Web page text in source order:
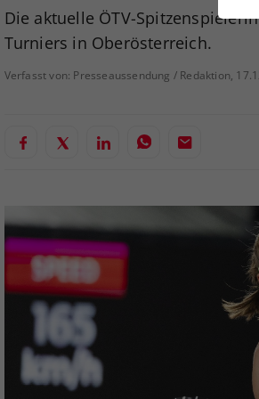
Die aktuelle ÖTV-
Turniers in Oberösterreich.
Verfasst von: Presseaussendung / Redaktion,